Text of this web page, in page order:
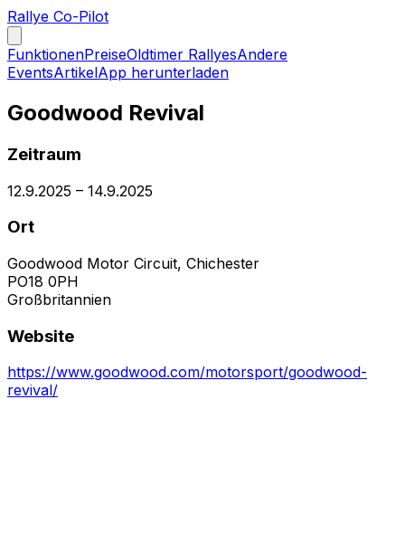
Rallye Co-Pilot
FunktionenPreiseOldtimer RallyesAndere
EventsArtikelApp herunterladen
Goodwood Revival
Zeitraum
12.9.2025 – 14.9.2025
Ort
Goodwood Motor Circuit, Chichester
PO18 0PH
Großbritannien
Website
https://www.goodwood.com/motorsport/goodwood-
revival/